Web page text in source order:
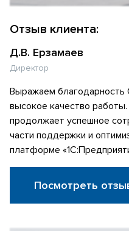
Отзыв клиента:
Д.В. Ерзамаев
Директор
Выражаем
высокое качество
продолжает успешное
части поддержки и
платформе
Посмотреть